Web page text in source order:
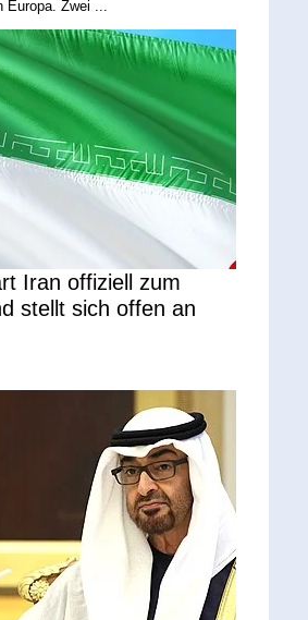
Zwei ...
Iran offiziell zum
stellt sich offen an